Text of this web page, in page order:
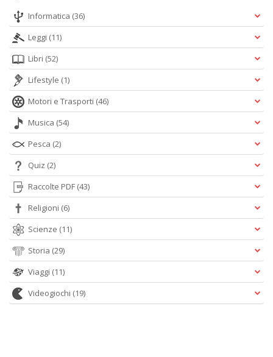
Informatica (36)
Leggi (11)
Libri (52)
Lifestyle (1)
Motori e Trasporti (46)
Musica (54)
Pesca (2)
Quiz (2)
Raccolte PDF (43)
Religioni (6)
Scienze (11)
Storia (29)
Viaggi (11)
Videogiochi (19)